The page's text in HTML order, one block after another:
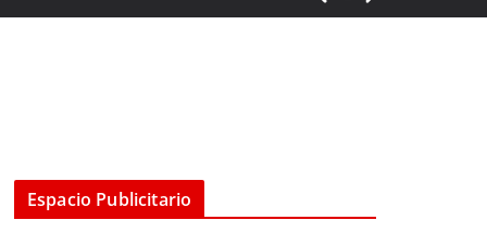
Espacio Publicitario